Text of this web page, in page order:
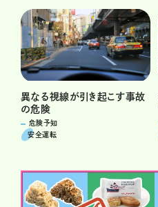
異なる視線が引き起こす事故
の危険
危険予知
安全運転